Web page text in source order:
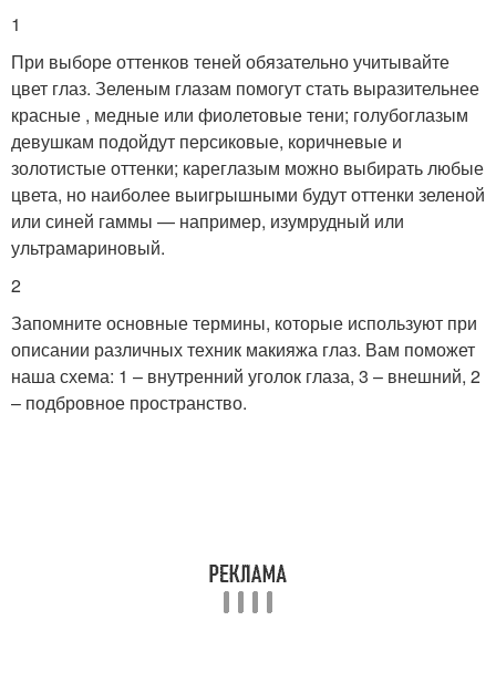
1
При выборе оттенков теней обязательно учитывайте
цвет глаз. Зеленым глазам помогут стать выразительнее
красные , медные или фиолетовые тени; голубоглазым
девушкам подойдут персиковые, коричневые и
золотистые оттенки; кареглазым можно выбирать любые
цвета, но наиболее выигрышными будут оттенки зеленой
или синей гаммы — например, изумрудный или
ультрамариновый.
2
Запомните основные термины, которые используют при
описании различных техник макияжа глаз. Вам поможет
наша схема: 1 – внутренний уголок глаза, 3 – внешний, 2
– подбровное пространство.